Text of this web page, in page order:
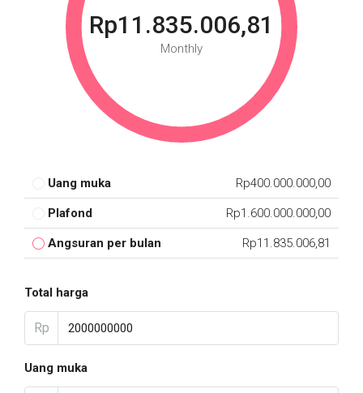
Rp11.835.006,81
Monthly
Uang muka Rp400.000.000,00
Plafond Rp1.600.000.000,00
Angsuran per bulan Rp11.835.006,81
Total harga
Rp
Uang muka